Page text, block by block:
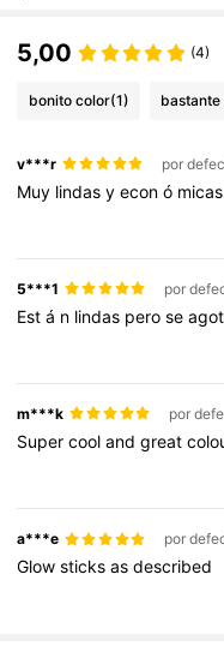
5,00 (4)
bonito color(1) bastante
v***r
Muy lindasyeconó micas
5***1
Está n lindas perose
m***k
Supercoolandgreat
a***e
Glowsticksasdescribed